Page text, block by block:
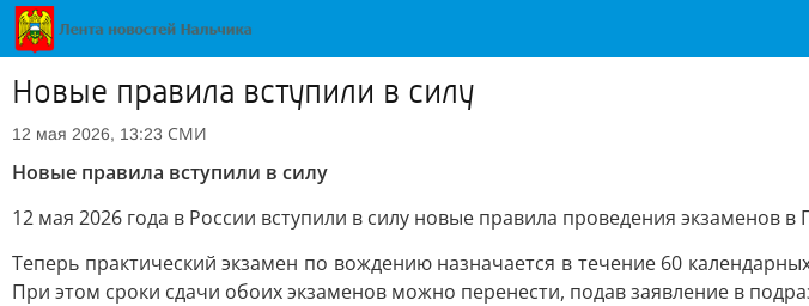
Новые правила вступили в силу
12 мая 2026, 13:23 СМИ
Новые правила вступили в силу
12 мая 2026 года в России вступили в силу новые правила проведения экзаменов
Теперь практический экзамен по вождению назначается в течение 60
При этом сроки сдачи обоих экзаменов можно перенести, подав заявление в